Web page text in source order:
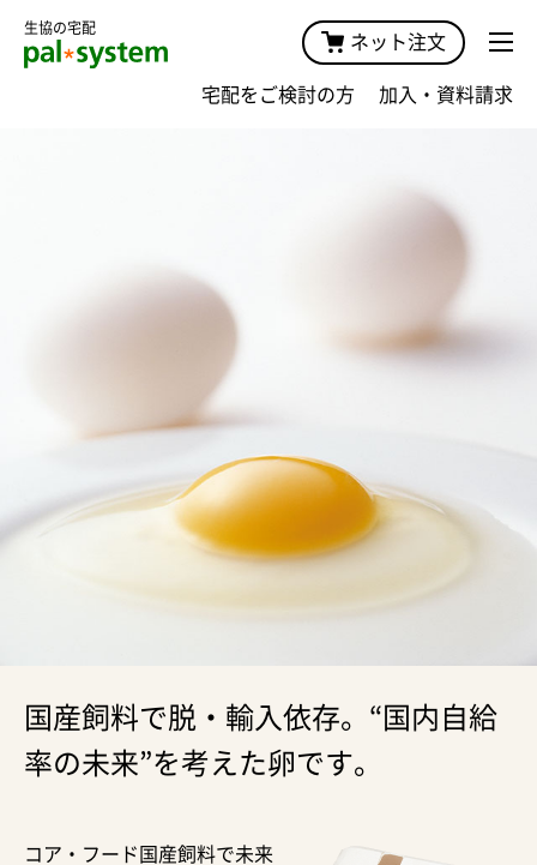
生協の宅配
ネット注文
宅配をご検討の方 加入・資料請求
国産飼料で脱・輸入依存。“国内自給
率の未来”を考えた卵です。
コア・フード国産飼料で未来